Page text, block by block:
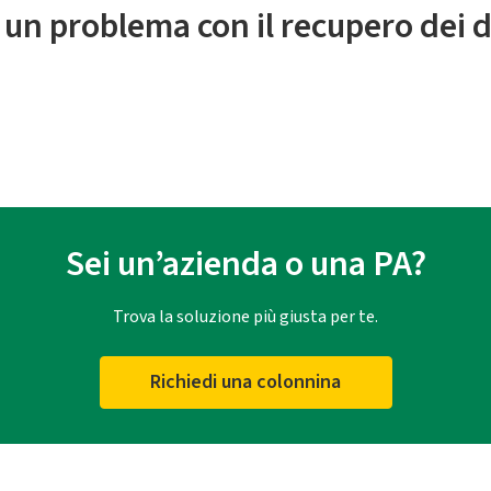
problema con il recupero dei
Sei un’azienda o una PA?
Trova la soluzione più giusta per te.
Richiedi una colonnina